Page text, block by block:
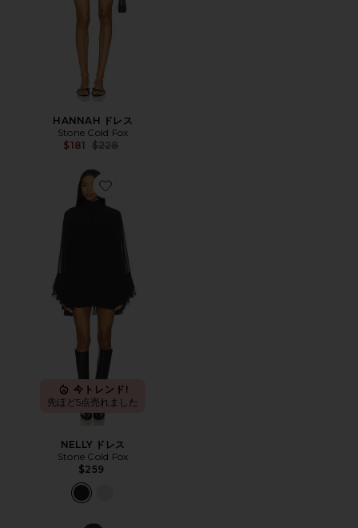
HANNAH ドレス
Stone Cold Fox
$181 Previous price:
$228
Favorite NELLY ドレス
今トレンド!
先ほど5点売れました
NELLY ドレス
Stone Cold Fox
$259